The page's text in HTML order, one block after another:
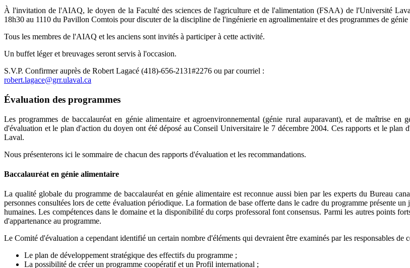
À l'invitation de l'AIAQ, le doyen de la Faculté des sciences de l'agriculture et de l'alimentation (FSAA) de l'Université
18h30 au 1110 du Pavillon Comtois pour discuter de la discipline de l'ingénierie en agroalimentaire et des programmes de
Tous les membres de l'AIAQ et les anciens sont invités à participer à cette activité.
Un buffet léger et breuvages seront servis à l'occasion.
S.V.P. Confirmer auprès de Robert Lagacé (418)-656-2131#2276 ou par courriel :
robert.lagace@grr.ulaval.ca
Évaluation des programmes
Les programmes de baccalauréat en génie alimentaire et agroenvironnemental (génie rural auparavant), et de maîtrise
d'évaluation et le plan d'action du doyen ont été déposé au Conseil Universitaire le 7 décembre 2004. Ces rapports et le plan
Laval.
Nous présenterons ici le sommaire de chacun des rapports d'évaluation et les recommandations.
Baccalauréat en génie alimentaire
La qualité globale du programme de baccalauréat en génie alimentaire est reconnue aussi bien par les experts du Bureau
personnes consultées lors de cette évaluation périodique. La formation de base offerte dans le cadre du programme présente
humaines. Les compétences dans le domaine et la disponibilité du corps professoral font consensus. Parmi les autres points
d'appartenance au programme.
Le Comité d'évaluation a cependant identifié un certain nombre d'éléments qui devraient être examinés par les responsables de
Le plan de développement stratégique des effectifs du programme ;
La possibilité de créer un programme coopératif et un Profil international ;